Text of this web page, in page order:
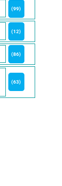
(99)
(12)
(86)
(63)